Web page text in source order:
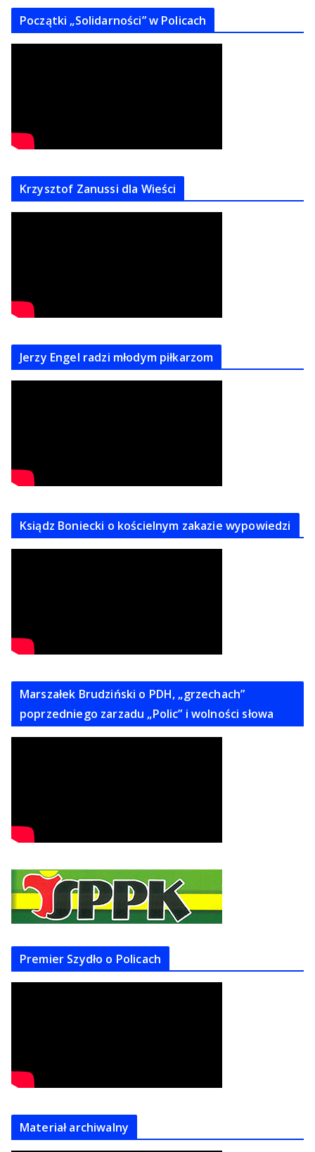
Początki „Solidarności” w Policach
Krzysztof Zanussi dla Wieści
Jerzy Engel radzi młodym piłkarzom
Ksiądz Boniecki o kościelnym zakazie wypowiedzi
Marszałek Brudziński o PDH, „grzechach”
poprzedniego zarzadu „Polic” i wolności słowa
Premier Szydło o Policach
Materiał archiwalny